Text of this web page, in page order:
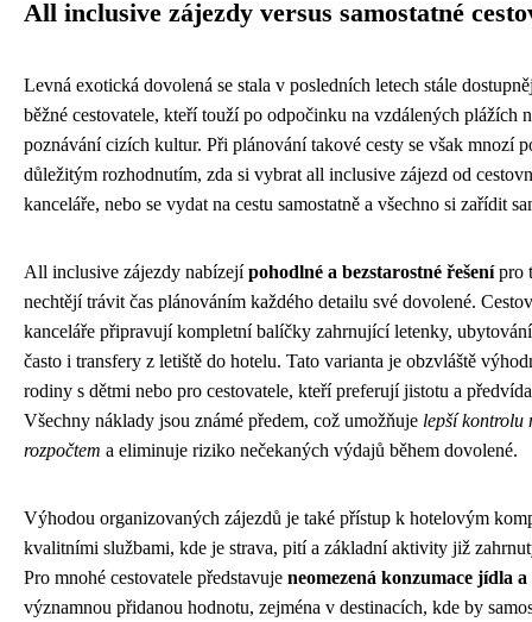
All inclusive zájezdy versus samostatné
Levná exotická dovolená se stala v posledních letech stále
běžné cestovatele, kteří touží po odpočinku na vzdálených plážích
poznávání cizích kultur. Při plánování takové cesty se však mnozí
důležitým rozhodnutím, zda si vybrat all inclusive zájezd od
kanceláře, nebo se vydat na cestu samostatně a všechno si zařídit
All inclusive zájezdy nabízejípohodlné a bezstarostné řešenípro
nechtějí trávit čas plánováním každého detailu své dovolené.
kanceláře připravují kompletní balíčky zahrnující letenky,
často i transfery z letiště do hotelu. Tato varianta je obzvláště
rodiny s dětmi nebo pro cestovatele, kteří preferují jistotu a
Všechny náklady jsou známé předem, což umožňuje lepší kontrolu
rozpočtem a eliminuje riziko nečekaných výdajů během dovolené.
Výhodou organizovaných zájezdů je také přístup k hotelovým
kvalitními službami, kde je strava, pití a základní aktivity již
Pro mnohé cestovatele představuje neomezená konzumace jídla
významnou přidanou hodnotu, zejména v destinacích, kde by